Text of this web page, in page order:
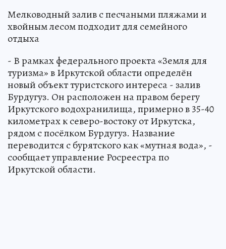
Мелководный залив с песчаными пляжами и
хвойным лесом подходит для семейного
отдыха
- В рамках федерального проекта «Земля для
туризма» в Иркутской области определён
новый объект туристского интереса - залив
Бурдугуз. Он расположен на правом берегу
Иркутского водохранилища, примерно в 35-40
километрах к северо-востоку от Иркутска,
рядом с посёлком Бурдугуз. Название
переводится с бурятского как «мутная вода», -
сообщает управление Росреестра по
Иркутской области.